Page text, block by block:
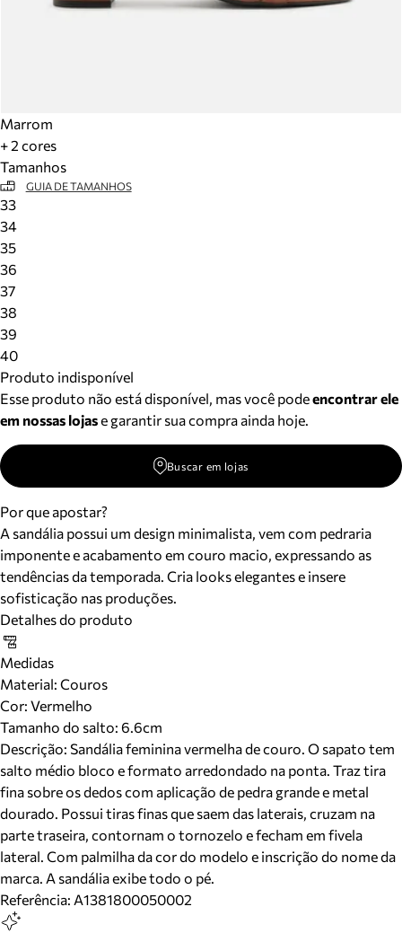
Marrom
+ 2 cores
Tamanhos
GUIA DE TAMANHOS
33
34
35
36
37
38
39
40
Produto indisponível
Esse produto não está disponível, mas você podeencontrar ele
em nossas lojase garantir sua compra ainda hoje.
Buscar em lojas
Por que apostar?
A sandália possui um design minimalista, vem com pedraria
imponente e acabamento em couro macio, expressando as
tendências da temporada. Cria looks elegantes e insere
sofisticação nas produções.
Detalhes do produto
Medidas
Material: Couros
Cor: Vermelho
Tamanho do salto: 6.6cm
Descrição: Sandália feminina vermelha de couro. O sapato tem
salto médio bloco e formato arredondado na ponta. Traz tira
fina sobre os dedos com aplicação de pedra grande e metal
dourado. Possui tiras finas que saem das laterais, cruzam na
parte traseira, contornam o tornozelo e fecham em fivela
lateral. Com palmilha da cor do modelo e inscrição do nome da
marca. A sandália exibe todo o pé.
Referência: A1381800050002